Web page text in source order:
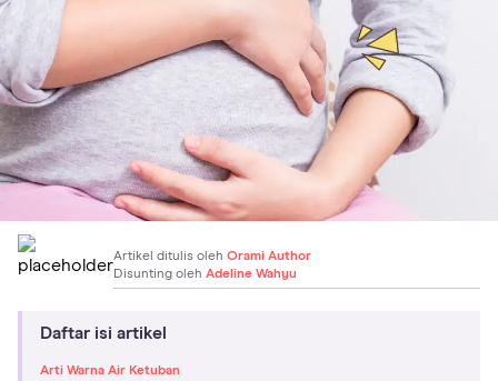
Artikel ditulis oleh Orami Author
Disunting oleh Adeline Wahyu
Daftar isi artikel
Arti Warna Air Ketuban